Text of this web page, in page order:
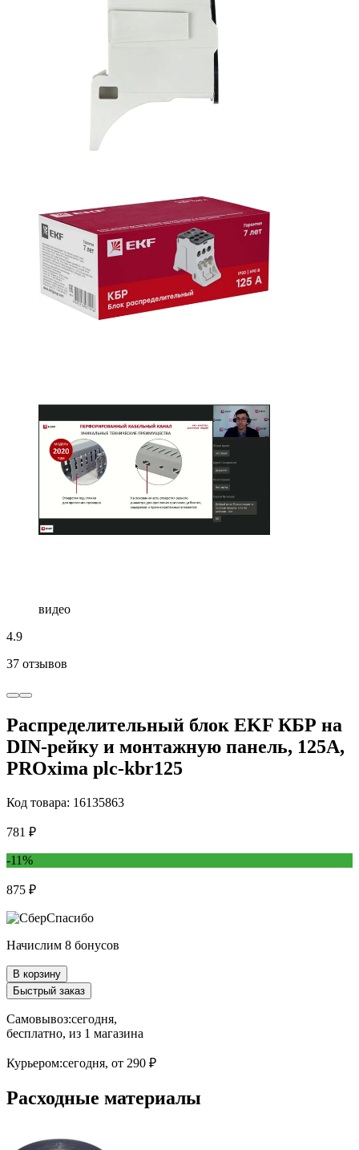
видео
4.9
37 отзывов
Распределительный блок EKF КБР на
DIN-рейку и монтажную панель, 125A,
PROxima plc-kbr125
Код товара: 16135863
781 ₽
-11%
875 ₽
Начислим 8 бонусов
В корзину
Быстрый заказ
Самовывоз:сегодня,
бесплатно, из 1 магазина
Курьером:сегодня, от 290 ₽
Расходные материалы